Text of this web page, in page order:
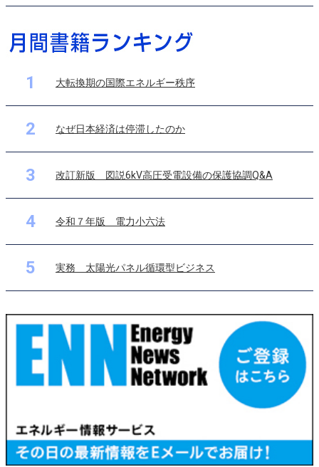
1 大転換期の国際エネルギー秩序
2 なぜ日本経済は停滞したのか
3 改訂新版 図説6kV高圧受電設備の保護協調Q&A
4 令和７年版 電力小六法
5 実務 太陽光パネル循環型ビジネス